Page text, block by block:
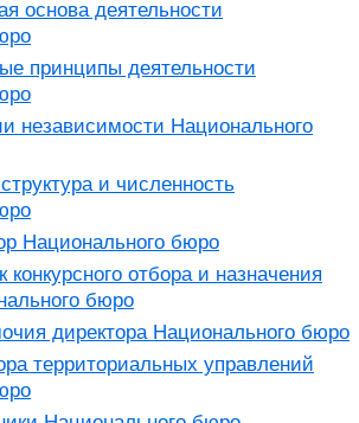
основа деятельности
принципы деятельности
независимости Национального
и численность
Национального бюро
конкурсного отбора и назначения
бюро
директора Национального бюро
территориальных управлений